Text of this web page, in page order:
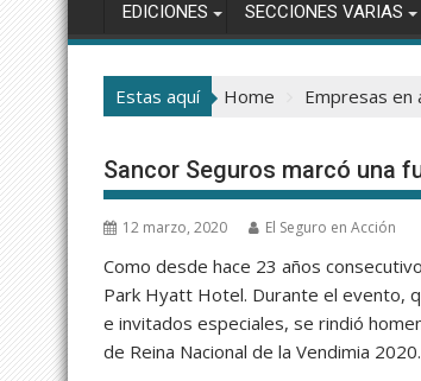
EDICIONES SECCIONES VARIAS
Estas aquí Home Empresas en
Sancor Seguros marcó una
12 marzo, 2020 El Seguro en Acción
Como desde hace 23 años
Park Hyatt Hotel. Durante el evento,
e invitados especiales, se rindió
de Reina Nacional de la Vendimia 2020.